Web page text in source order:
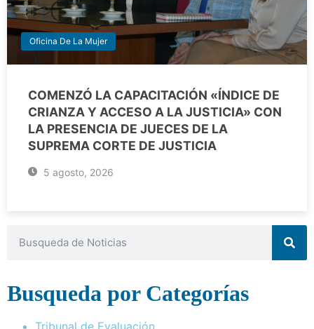
Oficina De La Mujer
COMENZÓ LA CAPACITACIÓN «ÍNDICE DE
CRIANZA Y ACCESO A LA JUSTICIA» CON
LA PRESENCIA DE JUECES DE LA
SUPREMA CORTE DE JUSTICIA
5 agosto, 2026
Busqueda por Categorías
Tribunal de Evaluación